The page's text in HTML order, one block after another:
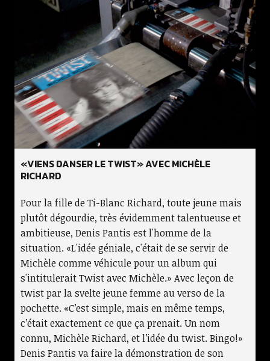
«VIENS DANSER LE TWIST» AVEC MICHÈLE
RICHARD
Pour la fille de Ti-Blanc Richard, toute jeune mais
plutôt dégourdie, très évidemment talentueuse et
ambitieuse, Denis Pantis est l'homme de la
situation. «L'idée géniale, c'était de se servir de
Michèle comme véhicule pour un album qui
s'intitulerait Twist avec Michèle.» Avec leçon de
twist par la svelte jeune femme au verso de la
pochette. «C’est simple, mais en même temps,
c’était exactement ce que ça prenait. Un nom
connu, Michèle Richard, et l’idée du twist. Bingo!»
Denis Pantis va faire la démonstration de son